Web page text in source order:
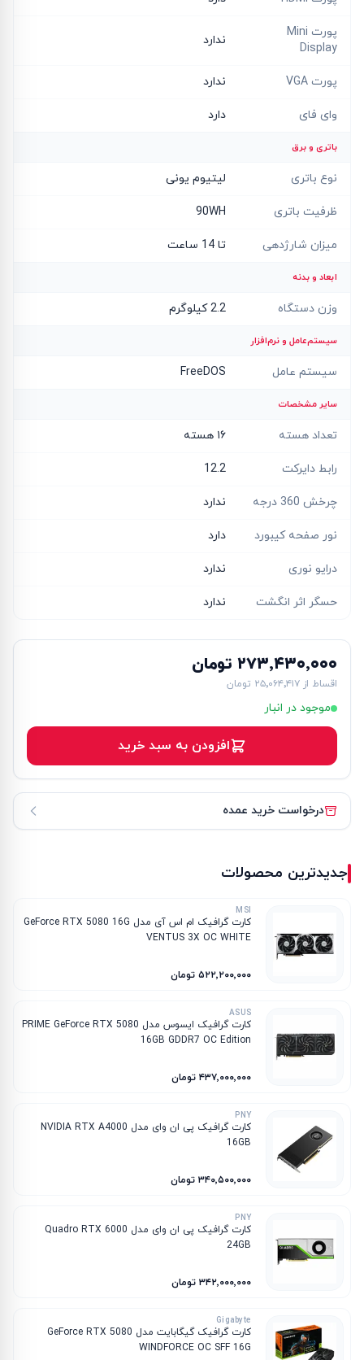
پورت Mini
Display
ندارد
پورت VGA ندارد
وای فای دارد
باتری و برق
نوع باتری لیتیوم یونی
ظرفیت باتری 90WH
میزان شارژدهی تا 14 ساعت
ابعاد و بدنه
وزن دستگاه 2.2 کیلوگرم
سیستم‌عامل و نرم‌افزار
سیستم عامل FreeDOS
سایر مشخصات
تعداد هسته ۱۶ هسته‌
رابط دایرکت 12.2
چرخش 360 درجه ندارد
نور صفحه کیبورد دارد
درایو نوری ندارد
حسگر اثر انگشت ندارد
۲۷۳٬۴۳۰٬۰۰۰ تومان
اقساط از ۲۵٬۰۶۴٬۴۱۷ تومان
موجود در انبار
افزودن به سبد خرید
درخواست خرید عمده
جدیدترین محصولات
MSI
کارت گرافیک ام‌ اس‌ آی مدل GeForce RTX 5080 16G
VENTUS 3X OC WHITE
۵۲۲٬۲۰۰٬۰۰۰ تومان
ASUS
کارت گرافیک ایسوس مدل PRIME GeForce RTX 5080
16GB GDDR7 OC Edition
۴۳۷٬۰۰۰٬۰۰۰ تومان
PNY
کارت گرافیک پی ان وای مدل NVIDIA RTX A4000
16GB
۳۴۰٬۵۰۰٬۰۰۰ تومان
PNY
کارت گرافیک پی ان وای مدل Quadro RTX 6000
24GB
۳۴۲٬۰۰۰٬۰۰۰ تومان
Gigabyte
کارت گرافیک گیگابایت مدل GeForce RTX 5080
WINDFORCE OC SFF 16G